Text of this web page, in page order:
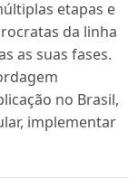
etapas e
da linha
as suas fases.
no Brasil,
implementar